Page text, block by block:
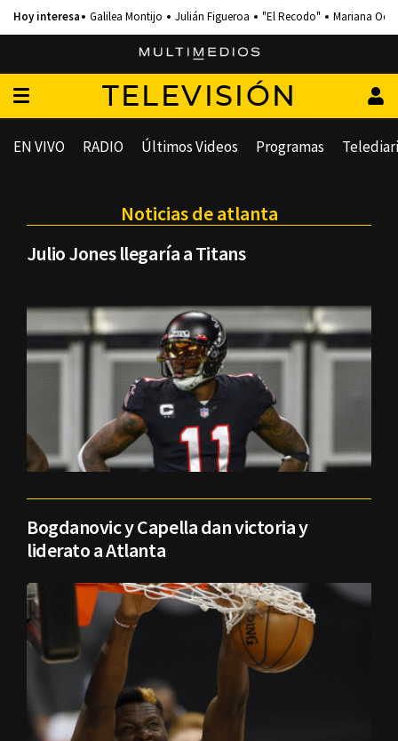
Galilea Montijo Julián Figueroa "El Recodo" Mariana
TELEVISIÓN
EN VIVO RADIO Últimos Videos Programas
Noticias de atlanta
Julio Jones llegaría a Titans
Bogdanovic y Capella dan victoria y
liderato a Atlanta